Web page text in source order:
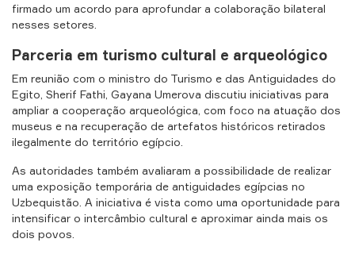
Evdokia
VER TODOS
firmado um acordo para aprofundar a colaboração bilateral
nesses setores.
Parceria em turismo cultural e arqueológico
Em reunião com o ministro do Turismo e das Antiguidades do
Egito, Sherif Fathi, Gayana Umerova discutiu iniciativas para
ampliar a cooperação arqueológica, com foco na atuação dos
museus e na recuperação de artefatos históricos retirados
ilegalmente do território egípcio.
As autoridades também avaliaram a possibilidade de realizar
uma exposição temporária de antiguidades egípcias no
Uzbequistão. A iniciativa é vista como uma oportunidade para
intensificar o intercâmbio cultural e aproximar ainda mais os
dois povos.